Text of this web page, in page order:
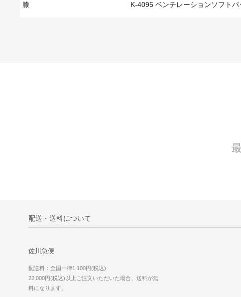
膝 K-4095 ベンチレーションソフトパ
配送・送料について
佐川急便
配送料：全国一律1,100円(税込)
22,000円(税込)以上ご注文いただいた場合、送料が無
料になります。